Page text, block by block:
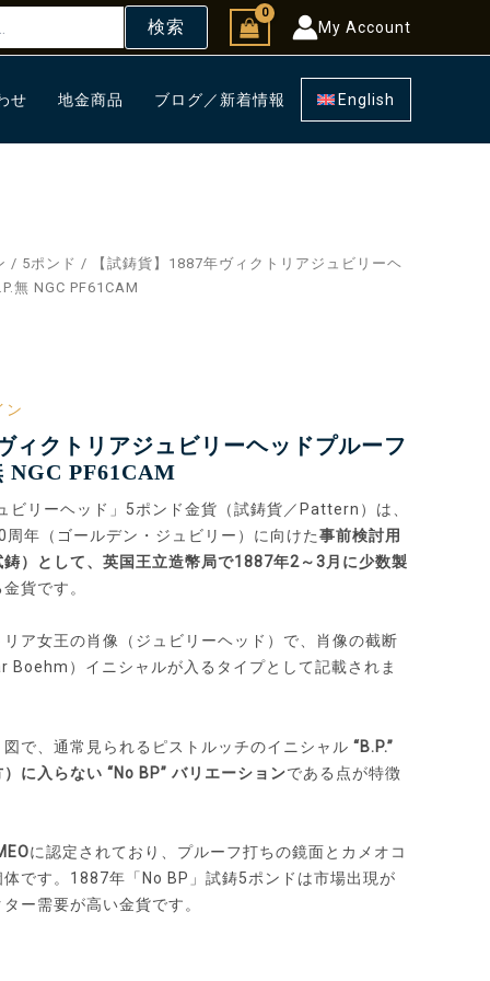
検索 My Account
せ 地金商品 ブログ／新着情報 English
/ 5ポンド / 【試鋳貨】1887年ヴィクトリアジュビリーヘ
無 NGC PF61CAM
ン
ィクトリアジュビリーヘッドプルーフ
NGC PF61CAM
ビリーヘッド」5ポンド金貨（試鋳貨／Pattern）は、
年（ゴールデン・ジュビリー）に向けた事前検討用
）として、英国王立造幣局で1887年2～3月に少数製
貨です。
ア女王の肖像（ジュビリーヘッド）で、肖像の截断
Boehm）イニシャルが入るタイプとして記載されま
で、通常見られるピストルッチのイニシャル “B.P.”
に入らない “No BP” バリエーションである点が特徴
に認定されており、プルーフ打ちの鏡面とカメオコ
です。1887年「No BP」試鋳5ポンドは市場出現が
ー需要が高い金貨です。